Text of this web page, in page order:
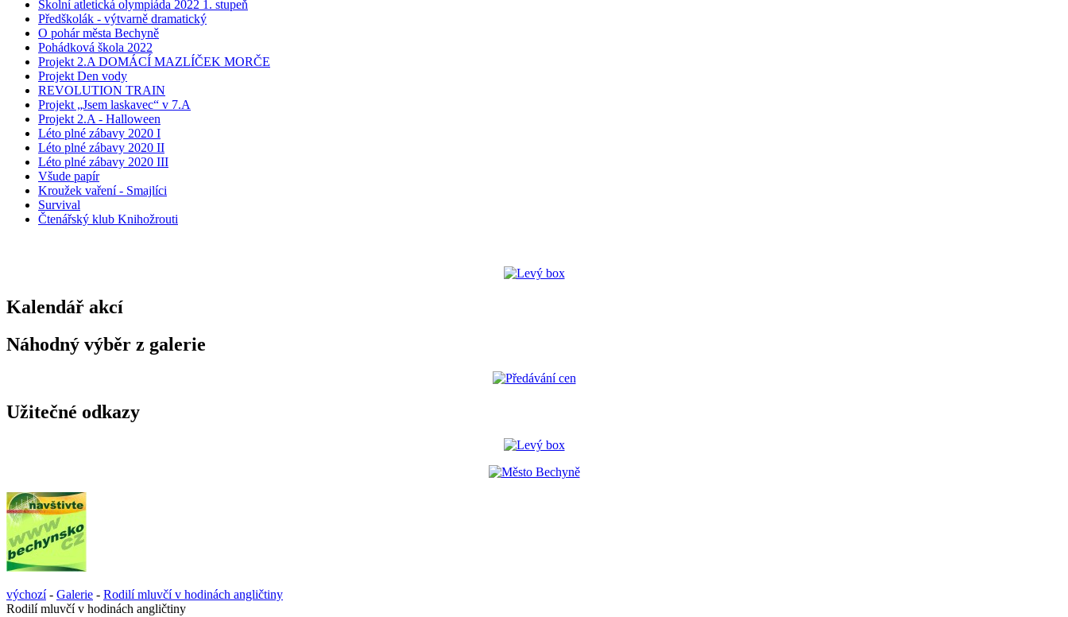
Školní atletická olympiáda 2022 1. stupeň
Předškolák - výtvarně dramatický
O pohár města Bechyně
Pohádková škola 2022
Projekt 2.A DOMÁCÍ MAZLÍČEK MORČE
Projekt Den vody
REVOLUTION TRAIN
Projekt „Jsem laskavec“ v 7.A
Projekt 2.A - Halloween
Léto plné zábavy 2020 I
Léto plné zábavy 2020 II
Léto plné zábavy 2020 III
Všude papír
Kroužek vaření - Smajlíci
Survival
Čtenářský klub Knihožrouti
Kalendář akcí
Náhodný výběr z galerie
Užitečné odkazy
výchozí- Galerie - Rodilí mluvčí v hodinách angličtiny
Rodilí mluvčí v hodinách angličtiny